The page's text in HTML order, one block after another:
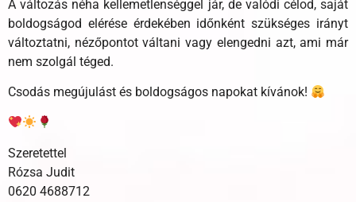
A változás néha kellemetlenséggel jár, de valódi célod, saját
boldogságod elérése érdekében időnként szükséges irányt
változtatni, nézőpontot váltani vagy elengedni azt, ami már
nem szolgál téged.
Csodás megújulást és boldogságos napokat kívánok!
Szeretettel
Rózsa Judit
0620 4688712